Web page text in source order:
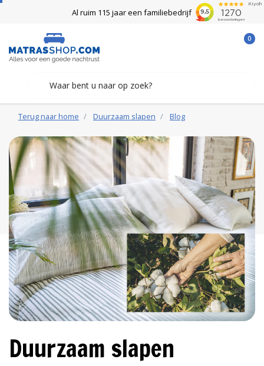
Al ruim 115 jaar een familiebedrijf
0
Terug naar home Duurzaam slapen Blog
Duurzaam slapen